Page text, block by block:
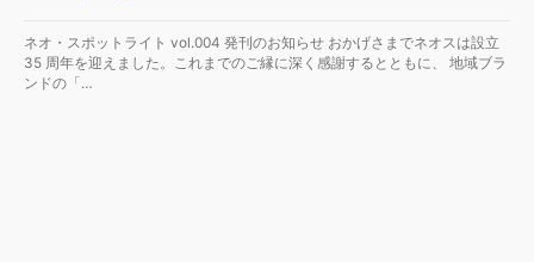
ネオ・スポットライト vol.004 発刊のお知らせ おかげさまでネオスは設立
35 周年を迎えました。これまでのご縁に深く感謝するとともに、 地域ブラ
ンドの「…